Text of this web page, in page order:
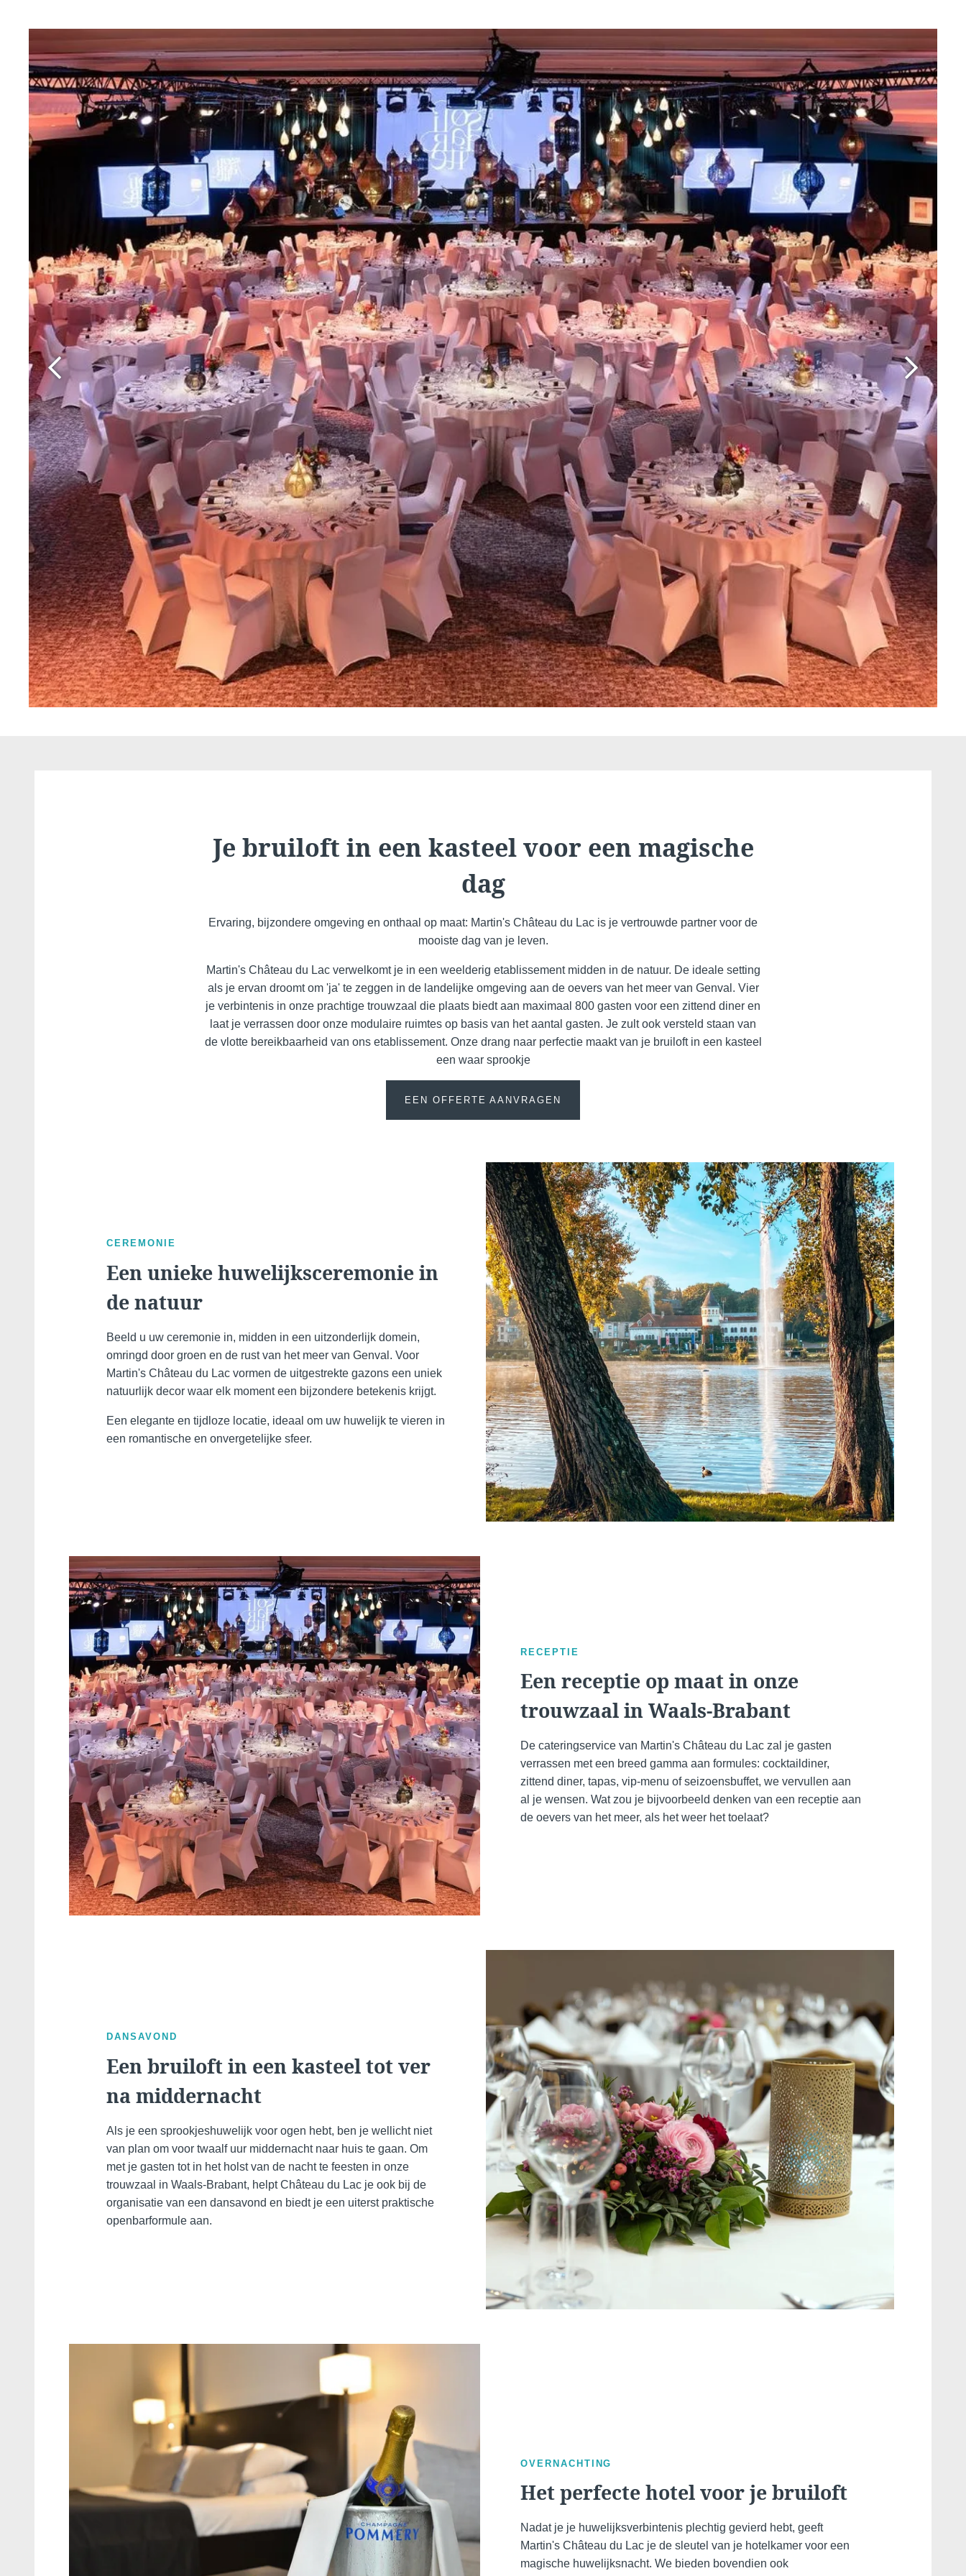
Je bruiloft in een kasteel voor een magische
dag
Ervaring, bijzondere omgeving en onthaal op maat: Martin's Château du Lac is je vertrouwde partner voor de
mooiste dag van je leven.
Martin's Château du Lac verwelkomt je in een weelderig etablissement midden in de natuur. De ideale setting
als je ervan droomt om 'ja' te zeggen in de landelijke omgeving aan de oevers van het meer van Genval. Vier
je verbintenis in onze prachtige trouwzaal die plaats biedt aan maximaal 800 gasten voor een zittend diner en
laat je verrassen door onze modulaire ruimtes op basis van het aantal gasten. Je zult ook versteld staan ​​van
de vlotte bereikbaarheid van ons etablissement. Onze drang naar perfectie maakt van je bruiloft in een kasteel
een waar sprookje
EEN OFFERTE AANVRAGEN
CEREMONIE
Een unieke huwelijksceremonie in
de natuur
Beeld u uw ceremonie in, midden in een uitzonderlijk domein,
omringd door groen en de rust van het meer van Genval. Voor
Martin's Château du Lac vormen de uitgestrekte gazons een uniek
natuurlijk decor waar elk moment een bijzondere betekenis krijgt.
Een elegante en tijdloze locatie, ideaal om uw huwelijk te vieren in
een romantische en onvergetelijke sfeer.
RECEPTIE
Een receptie op maat in onze
trouwzaal in Waals-Brabant
De cateringservice van Martin's Château du Lac zal je gasten
verrassen met een breed gamma aan formules: cocktaildiner,
zittend diner, tapas, vip-menu of seizoensbuffet, we vervullen aan
al je wensen. Wat zou je bijvoorbeeld denken van een receptie aan
de oevers van het meer, als het weer het toelaat?
DANSAVOND
Een bruiloft in een kasteel tot ver
na middernacht
Als je een sprookjeshuwelijk voor ogen hebt, ben je wellicht niet
van plan om voor twaalf uur middernacht naar huis te gaan. Om
met je gasten tot in het holst van de nacht te feesten in onze
trouwzaal in Waals-Brabant, helpt Château du Lac je ook bij de
organisatie van een dansavond en biedt je een uiterst praktische
openbarformule aan.
OVERNACHTING
Het perfecte hotel voor je bruiloft
Nadat je je huwelijksverbintenis plechtig gevierd hebt, geeft
Martin's Château du Lac je de sleutel van je hotelkamer voor een
magische huwelijksnacht. We bieden bovendien ook
Wat zoek je ?
Kies uw hotel:
Martin's Rentmeesterij
Bilzen, 4*
Martin's Relais
Bruges, 4*
Martin's Brugge
Bruges, 3*
Martin's Brussels EU
Bruxelles, 4*
Martin's Château du Lac
Genval, 5*
Martin's Manoir
Genval, 4*
Malines, 4*
Martin's Dream Hotel
Mons, 4* Tubize, 4*
Bruikbare
Martin's Château du Lac 5*****
*:
Telefoon :
Bericht* :
Wilt u e-mails ontvangen met exclusieve promoties en
aanbiedingen?
Ja
, ik wil graag e-mails ontvangen met exclusieve aanbiedingen
en promoties
Waarom online boeken?
Minimaal €10
goedkoper in
vergelijking met
boekingssites
Exclusieve
aanbiedingen
Verrijk uw verblijf met